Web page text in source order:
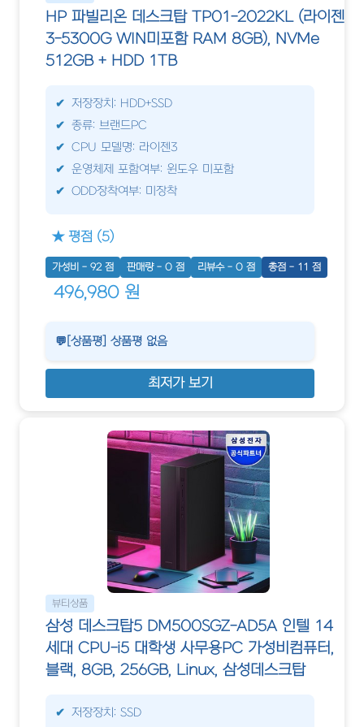
HP 파빌리온 데스크탑 TP01-2022KL (라이젠
3-5300G WIN미포함 RAM 8GB), NVMe
512GB + HDD 1TB
저장장치: HDD+SSD
종류: 브랜드PC
CPU 모델명: 라이젠3
운영체제 포함여부: 윈도우 미포함
ODD장착여부: 미장착
★ 평점 (5)
가성비 - 92 점 판매량 - 0 점 리뷰수 - 0 점 총점 - 11 점
496,980 원
💬[상품평] 상품평 없음
최저가 보기
뷰티상품
삼성 데스크탑5 DM500SGZ-AD5A 인텔 14
세대 CPU-i5 대학생 사무용PC 가성비컴퓨터,
블랙, 8GB, 256GB, Linux, 삼성데스크탑
저장장치: SSD